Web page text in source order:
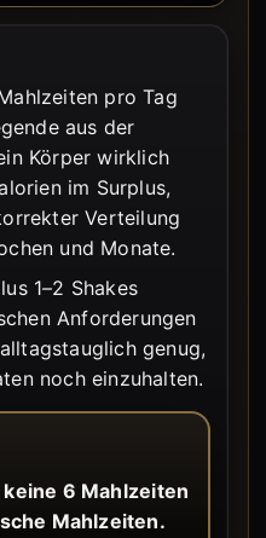
pro Tag
aus der
Körper wirklich
im Surplus,
Verteilung
und Monate.
1–2 Shakes
Anforderungen
genug,
noch einzuhalten.
6 Mahlzeiten
Mahlzeiten.